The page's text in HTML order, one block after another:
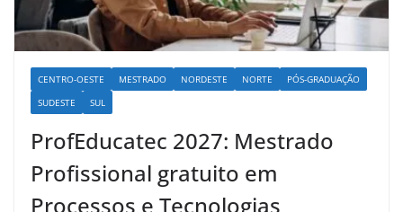
CENTRO-OESTE MESTRADO NORDESTE NORTE
PÓS-GRADUAÇÃO
SUDESTE
SUL
ProfEducatec 2027: Mestrado
Profissional gratuito em
Processos e Tecnologias